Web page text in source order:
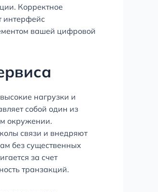
Корректное
интерфейс
вашей цифровой
нагрузки и
собой один из
окружении.
связи и внедряют
без существенных
за счет
транзакций.